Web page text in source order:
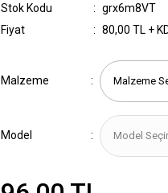
Stok Kodu
grx6m8VT
Fiyat
80,00 TL +
Malzeme
Model